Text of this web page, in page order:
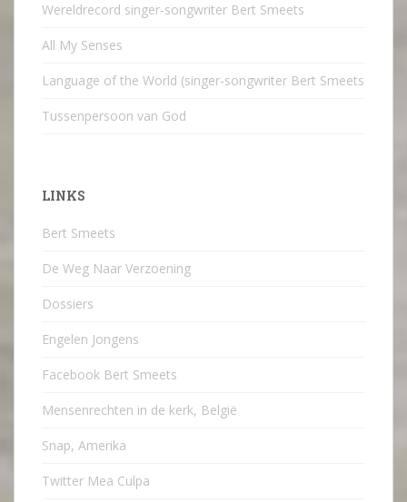
Wereldrecord singer-songwriter Bert Smeets
All My Senses
Language of the World (singer-songwriter Bert Smeets
Tussenpersoon van God
LINKS
Bert Smeets
De Weg Naar Verzoening
Dossiers
Engelen Jongens
Facebook Bert Smeets
Mensenrechten in de kerk, België
Snap, Amerika
Twitter Mea Culpa